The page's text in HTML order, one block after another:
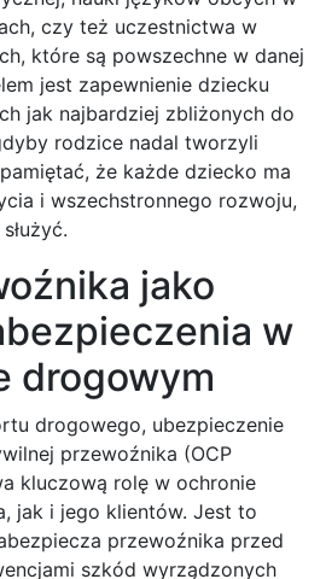
czy też uczestnictwa w
które są powszechne w danej
jest zapewnienie dziecku
jak najbardziej zbliżonych do
rodzice nadal tworzyli
że każde dziecko ma
i wszechstronnego rozwoju,
jako
w
drogowym
drogowego, ubezpieczenie
przewoźnika (OCP
kluczową rolę w ochronie
jak i jego klientów. Jest to
przewoźnika przed
szkód wyrządzonych